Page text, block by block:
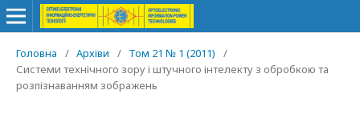
Головна / Архіви / Том 21 № 1 (2011)
/
Системи технічного зору і штучного інтелекту з обробкою та
розпізнаванням зображень